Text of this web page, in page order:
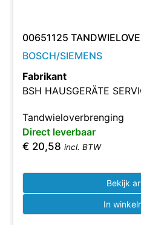
00651125
BOSCH/SIEMENS
Fabrikant
BSH HAUSGERÄTE
Tandwieloverbrenging
Direct leverbaar
€ 20,58 incl. BTW
Bekijk
In